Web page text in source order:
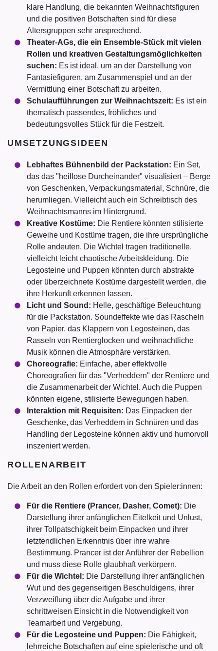
klare Handlung, die bekannten Weihnachtsfiguren
und die positiven Botschaften sind für diese
Altersgruppen sehr ansprechend.
Theater-AGs, die ein Ensemble-Stück mit vielen
Rollen und kreativen Gestaltungsmöglichkeiten
suchen: Es ist ideal, um an der Darstellung von
Fantasiefiguren, am Zusammenspiel und an der
Vermittlung einer Botschaft zu arbeiten.
Schulaufführungen zur Weihnachtszeit: Es ist ein
thematisch passendes, fröhliches und
bedeutungsvolles Stück für die Festzeit.
UMSETZUNGSIDEEN
Lebhaftes Bühnenbild der Packstation: Ein Set,
das das "heillose Durcheinander" visualisiert – Berge
von Geschenken, Verpackungsmaterial, Schnüre, die
herumliegen. Vielleicht auch ein Schreibtisch des
Weihnachtsmanns im Hintergrund.
Kreative Kostüme: Die Rentiere könnten stilisierte
Geweihe und Kostüme tragen, die ihre ursprüngliche
Rolle andeuten. Die Wichtel tragen traditionelle,
vielleicht leicht chaotische Arbeitskleidung. Die
Legosteine und Puppen könnten durch abstrakte
oder überzeichnete Kostüme dargestellt werden, die
ihre Herkunft erkennen lassen.
Licht und Sound: Helle, geschäftige Beleuchtung
für die Packstation. Soundeffekte wie das Rascheln
von Papier, das Klappern von Legosteinen, das
Rasseln von Rentierglocken und weihnachtliche
Musik können die Atmosphäre verstärken.
Choreografie: Einfache, aber effektvolle
Choreografien für das "Verheddern" der Rentiere und
die Zusammenarbeit der Wichtel. Auch die Puppen
könnten eigene, stilisierte Bewegungen haben.
Interaktion mit Requisiten: Das Einpacken der
Geschenke, das Verheddern in Schnüren und das
Handling der Legosteine können aktiv und humorvoll
inszeniert werden.
ROLLENARBEIT
Die Arbeit an den Rollen erfordert von den Spieler:innen:
Für die Rentiere (Prancer, Dasher, Comet): Die
Darstellung ihrer anfänglichen Eitelkeit und Unlust,
ihrer Tollpatschigkeit beim Einpacken und ihrer
letztendlichen Erkenntnis über ihre wahre
Bestimmung. Prancer ist der Anführer der Rebellion
und muss diese Rolle glaubhaft verkörpern.
Für die Wichtel: Die Darstellung ihrer anfänglichen
Wut und des gegenseitigen Beschuldigens, ihrer
Verzweiflung über die Aufgabe und ihrer
schrittweisen Einsicht in die Notwendigkeit von
Teamarbeit und Vergebung.
Für die Legosteine und Puppen: Die Fähigkeit,
lehrreiche Botschaften auf eine spielerische und oft